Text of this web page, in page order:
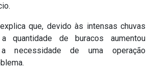
que, devido às intensas chuvas
quantidade de buracos aumentou
a necessidade de uma operação